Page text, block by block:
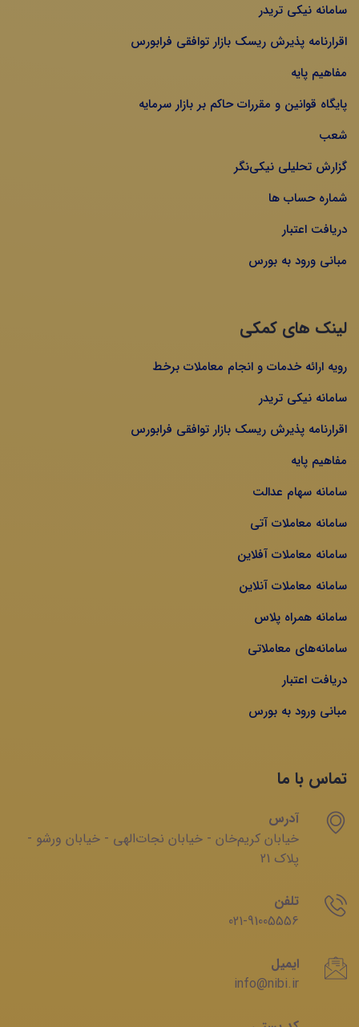
سامانه نیکی تریدر
اقرارنامه پذیرش ریسک بازار توافقی فرابورس
مفاهیم پایه
پایگاه قوانین و مقررات حاکم بر بازار سرمایه
شعب
گزارش تحلیلی نیکی‌نگر
شماره حساب ها
دریافت اعتبار
مبانی ورود به بورس
لینک های کمکی
رویه ارائه خدمات و انجام معاملات برخط
سامانه نیکی تریدر
اقرارنامه پذیرش ریسک بازار توافقی فرابورس
مفاهیم پایه
سامانه سهام عدالت
سامانه معاملات آتی
سامانه معاملات آفلاین
سامانه معاملات آنلاین
سامانه همراه پلاس
سامانه‌های معاملاتی
دریافت اعتبار
مبانی ورود به بورس
تماس با ما
آدرس
خیابان‌ کریم‌‌خان - خیابان ‌نجات‌الهی - خیابان ‌ورشو -
پلاک 21
تلفن
021-91005556
ایمیل
info@nibi.ir